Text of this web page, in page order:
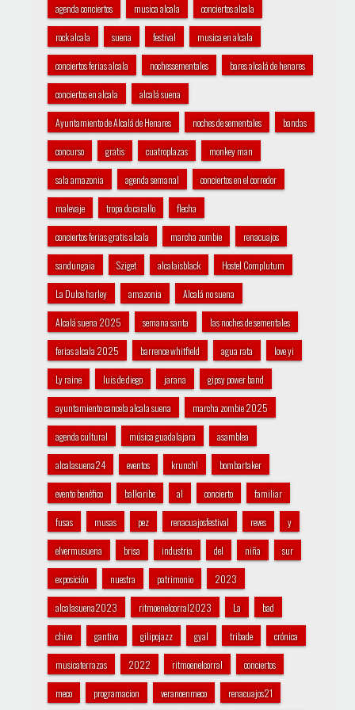
agenda conciertos musica alcala conciertos alcala
rock alcala suena festival musica en alcala
conciertos ferias alcala nochessementales bares alcalá de henares
conciertos en alcala alcalá suena
Ayuntamiento de Alcalá de Henares noches de sementales bandas
concurso gratis cuatroplazas monkey man
sala amazonia agenda semanal conciertos en el corredor
malevaje tropa do carallo flecha
conciertos ferias gratis alcala marcha zombie renacuajos
sandungaia Sziget alcalaisblack Hostel Complutum
La Dulce harley amazonia Alcalá no suena
Alcalá suena 2025 semana santa las noches de sementales
ferias alcala 2025 barrence whitfield agua rata love yi
Ly raine luis de diego jarana gipsy power band
ayuntamiento cancela alcala suena marcha zombie 2025
agenda cultural música guadalajara asamblea
alcalasuena24 eventos krunch! bombartaker
evento benéfico balkaribe al concierto familiar
fusas musas pez renacuajosfestival reves y
elvermusuena brisa industria del niña sur
exposición nuestra patrimonio 2023
alcalasuena2023 ritmoenelcorral2023 La bad
chiva gantiva gilipojazz gyal tribade crónica
musicaterrazas 2022 ritmoenelcorral conciertos
meco programacion veranoenmeco renacuajos21